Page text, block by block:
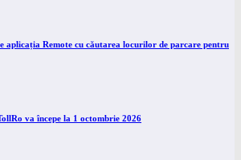
aplicația Remote cu căutarea locurilor de parcare pentru
va începe la 1 octombrie 2026